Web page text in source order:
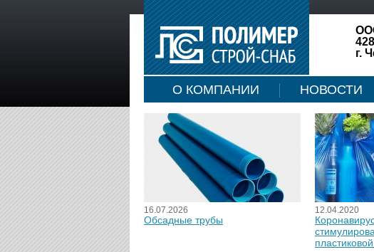
г.
О КОМПАНИИ НОВОСТИ
16.07.2026
Обсадные трубы
12.04.2020